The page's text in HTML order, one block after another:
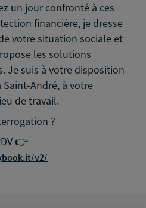
un jour confronté à ces
financière, je dresse
votre situation sociale et
les solutions
Je suis à votre disposition
André, à votre
de travail.
?
👉
v2/